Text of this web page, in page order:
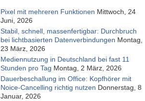
Pixel mit mehreren Funktionen Mittwoch, 24
Juni, 2026
Stabil, schnell, massenfertigbar: Durchbruch
bei lichtbasierten Datenverbindungen Montag,
23 März, 2026
Mediennutzung in Deutschland bei fast 11
Stunden pro Tag Montag, 2 März, 2026
Dauerbeschallung im Office: Kopfhörer mit
Noice-Cancelling richtig nutzen Donnerstag, 8
Januar, 2026